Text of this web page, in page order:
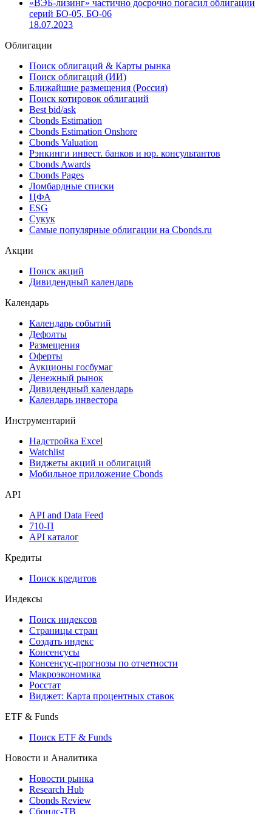
«ВЭБ-лизинг» частично досрочно погасил облигации
серий БО-05, БО-06
18.07.2023
Облигации
Поиск облигаций & Карты рынка
Поиск облигаций (ИИ)
Ближайшие размещения (Россия)
Поиск котировок облигаций
Best bid/ask
Cbonds Estimation
Cbonds Estimation Onshore
Cbonds Valuation
Рэнкинги инвест. банков и юр. консультантов
Cbonds Awards
Cbonds Pages
Ломбардные списки
ЦФА
ESG
Сукук
Самые популярные облигации на Cbonds.ru
Акции
Поиск акций
Дивидендный календарь
Календарь
Календарь событий
Дефолты
Размещения
Оферты
Аукционы госбумаг
Денежный рынок
Дивидендный календарь
Календарь инвестора
Инструментарий
Надстройка Excel
Watchlist
Виджеты акций и облигаций
Мобильное приложение Cbonds
API
API and Data Feed
710-П
API каталог
Кредиты
Поиск кредитов
Индексы
Поиск индексов
Страницы стран
Создать индекс
Консенсусы
Консенсус-прогнозы по отчетности
Макроэкономика
Росстат
Виджет: Карта процентных ставок
ETF & Funds
Поиск ETF & Funds
Новости и Аналитика
Новости рынка
Research Hub
Cbonds Review
Сбондс-ТВ